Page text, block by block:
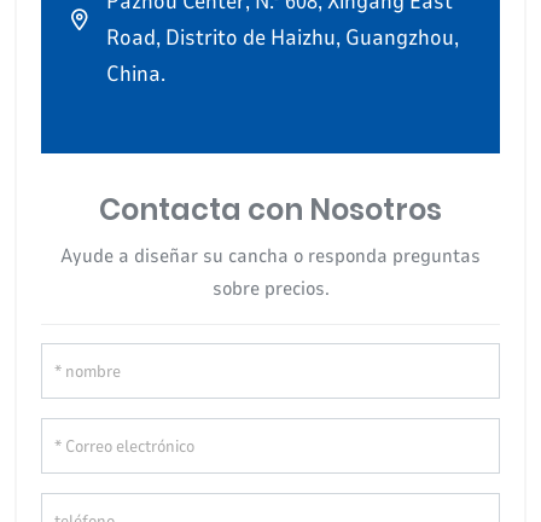
Road, Distrito de Haizhu, Guangzhou,
China.
Contacta con Nosotros
Ayude a diseñar su cancha o responda preguntas
sobre precios.